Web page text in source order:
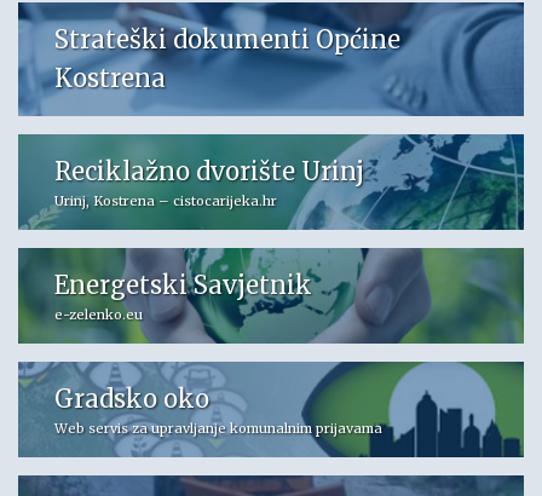
Strateški dokumenti Općine
Kostrena
Reciklažno dvorište Urinj
Urinj, Kostrena – cistocarijeka.hr
Energetski Savjetnik
e-zelenko.eu
Gradsko oko
Web servis za upravljanje komunalnim prijavama